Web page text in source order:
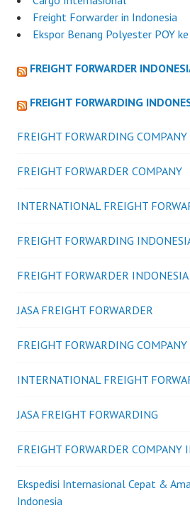
Freight Forwarder in Indonesia
Ekspor Benang Polyester POY
FREIGHT FORWARDER
FREIGHT FORWARDING
FREIGHT FORWARDING
FREIGHT FORWARDER COMPANY
INTERNATIONAL FREIGHT
FREIGHT FORWARDING
FREIGHT FORWARDER INDONESIA
JASA FREIGHT FORWARDER
FREIGHT FORWARDING COMPANY
INTERNATIONAL FREIGHT
JASA FREIGHT FORWARDING
FREIGHT FORWARDER COMPANY
Ekspedisi Internasional Cepat &
Indonesia